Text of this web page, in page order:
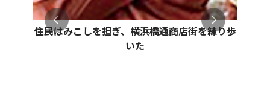
住民はみこしを担ぎ、横浜橋通商店街を練り歩
いた